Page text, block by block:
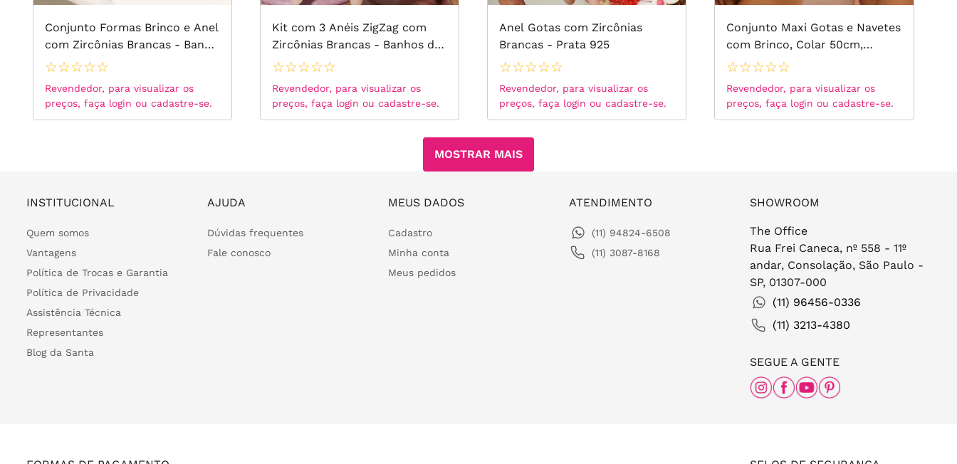
Conjunto Formas Brinco e Anel
com Zircônias Brancas - Banho
de Ródio Branco
☆☆☆☆☆
Revendedor, para visualizar os
preços, faça login ou cadastre-se.
Kit com 3 Anéis ZigZag com
Zircônias Brancas - Banhos de
Ouro18k, Ródio Branco e Rosê
☆☆☆☆☆
Revendedor, para visualizar os
preços, faça login ou cadastre-se.
Anel Gotas com Zircônias
Brancas - Prata 925
☆☆☆☆☆
Revendedor, para visualizar os
preços, faça login ou cadastre-se.
Conjunto Maxi Gotas e Navetes
com Brinco, Colar 50cm,
Pulseira 19cm e Anel com
Ródio Branco
☆☆☆☆☆
Revendedor, para visualizar os
preços, faça login ou cadastre-se.
MOSTRAR MAIS
INSTITUCIONAL
Quem somos
Vantagens
Política de Trocas e Garantia
Política de Privacidade
Assistência Técnica
Representantes
Blog da Santa
AJUDA
Dúvidas frequentes
Fale conosco
MEUS DADOS
Cadastro
Minha conta
Meus pedidos
ATENDIMENTO
(11) 94824-6508
(11) 3087-8168
SHOWROOM
The Office
Rua Frei Caneca, nº 558 - 11º
andar, Consolação, São Paulo -
SP, 01307-000
(11) 96456-0336
(11) 3213-4380
SEGUE A GENTE